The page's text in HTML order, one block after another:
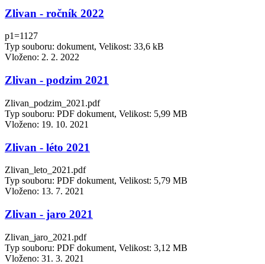
Zlivan - ročník 2022
p1=1127
Typ souboru: dokument, Velikost: 33,6 kB
Vloženo: 2. 2. 2022
Zlivan - podzim 2021
Zlivan_podzim_2021.pdf
Typ souboru: PDF dokument, Velikost: 5,99 MB
Vloženo: 19. 10. 2021
Zlivan - léto 2021
Zlivan_leto_2021.pdf
Typ souboru: PDF dokument, Velikost: 5,79 MB
Vloženo: 13. 7. 2021
Zlivan - jaro 2021
Zlivan_jaro_2021.pdf
Typ souboru: PDF dokument, Velikost: 3,12 MB
Vloženo: 31. 3. 2021